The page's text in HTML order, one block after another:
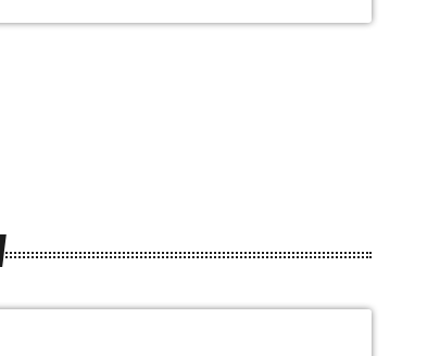
se anima a todo el […]